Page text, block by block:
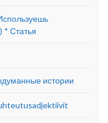
* Статья
истории